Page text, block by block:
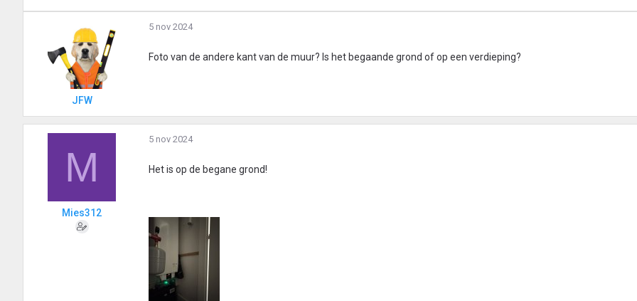
JFW
5 nov 2024
Foto van de andere kant van de muur? Is het begaande grond of op een verdieping?
M
Mies312
5 nov 2024
Het is op de begane grond!